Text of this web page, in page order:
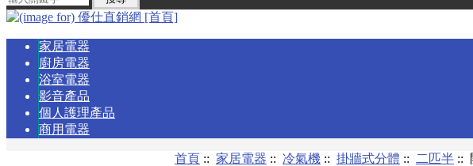
家居電器
廚房電器
浴室電器
影音產品
個人護理產品
商用電器
首頁:: 家居電器 :: 冷氣機:: 掛牆式分體 :: 二匹半::